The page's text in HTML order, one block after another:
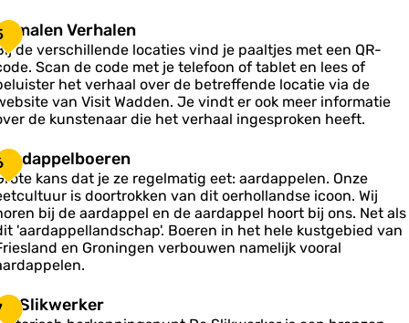
Verhalen
de verschillende locaties vind je paaltjes met een QR-
Scan de code met je telefoon of tablet en lees of
het verhaal over de betreffende locatie via de
van Visit Wadden. Je vindt er ook meer informatie
de kunstenaar die het verhaal ingesproken heeft.
kans dat je ze regelmatig eet: aardappelen. Onze
is doortrokken van dit oerhollandse icoon. Wij
bij de aardappel en de aardappel hoort bij ons. Net als
'aardappellandschap'. Boeren in het hele kustgebied van
en Groningen verbouwen namelijk vooral
Slikwerker